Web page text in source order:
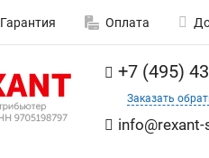
Гарантия Оплата
+7 (495)
Заказать